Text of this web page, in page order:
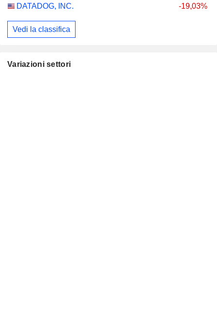
DATADOG, INC. -19,03%
Vedi la classifica
Variazioni settori